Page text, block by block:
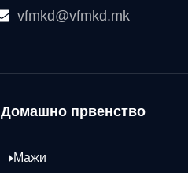
vfmkd@vfmkd.mk
Домашно првенство
Мажи